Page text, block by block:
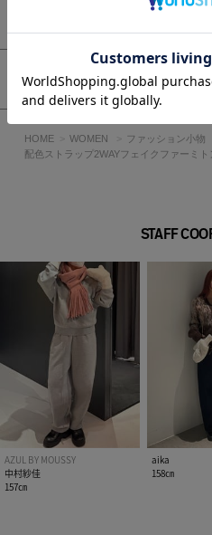
シェア
HOME WOMEN ファッション小物
配色ストラップ2WAYフェイクファーミト
STAFF
AZUL BY MOUSSY
中村紗佳
157㎝
aika
158㎝